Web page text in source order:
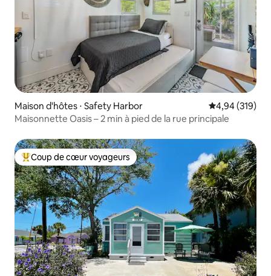
Maison d'hôtes ⋅ Safety Harbor Évaluation
4,94 (319)
Maisonnette Oasis – 2 min à pied de la rue principale
Coups de cœur voyageurs les plus appréciés
Coup de cœur voyageurs